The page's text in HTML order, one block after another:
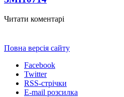
Читати коментарі
Повна версія сайту
Facebook
Twitter
RSS-стрічки
E-mail розсилка